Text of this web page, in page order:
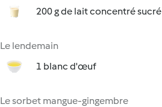
200 g de lait concentré sucré
Le lendemain
1 blanc d'œuf
Le sorbet mangue-gingembre